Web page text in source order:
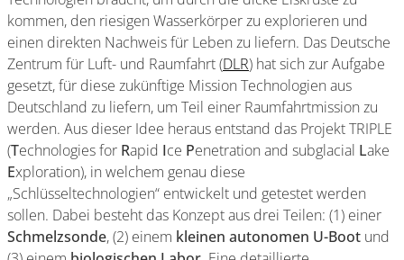
kommen, den riesigen Wasserkörper zu explorieren und
einen direkten Nachweis für Leben zu liefern. Das Deutsche
Zentrum für Luft- und Raumfahrt (DLR) hat sich zur Aufgabe
gesetzt, für diese zukünftige Mission Technologien aus
Deutschland zu liefern, um Teil einer Raumfahrtmission zu
werden. Aus dieser Idee heraus entstand das Projekt TRIPLE
(Technologies for Rapid Ice Penetration and subglacial Lake
Exploration), in welchem genau diese
„Schlüsseltechnologien“ entwickelt und getestet werden
sollen. Dabei besteht das Konzept aus drei Teilen: (1) einer
Schmelzsonde, (2) einem kleinen autonomen U-Boot und